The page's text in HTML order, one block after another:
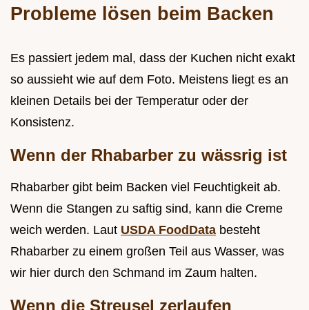
Probleme lösen beim Backen
Es passiert jedem mal, dass der Kuchen nicht exakt
so aussieht wie auf dem Foto. Meistens liegt es an
kleinen Details bei der Temperatur oder der
Konsistenz.
Wenn der Rhabarber zu wässrig ist
Rhabarber gibt beim Backen viel Feuchtigkeit ab.
Wenn die Stangen zu saftig sind, kann die Creme
weich werden. Laut USDA FoodData besteht
Rhabarber zu einem großen Teil aus Wasser, was
wir hier durch den Schmand im Zaum halten.
Wenn die Streusel zerlaufen